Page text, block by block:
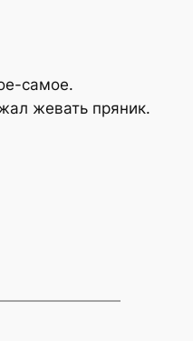
самое.
жевать пряник.